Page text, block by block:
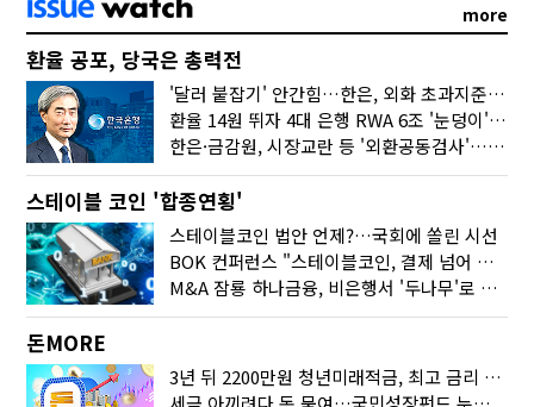
more
환율 공포, 당국은 총력전
'달러 붙잡기' 안간힘…한은, 외화 초과지준에 이자 6개월 더
환율 14원 뛰자 4대 은행 RWA 6조 '눈덩이'…2배 뛴 2분기는?
한은·금감원, 시장교란 등 '외환공동검사'…환율 급등 전방위 대응
스테이블 코인 '합종연횡'
스테이블코인 법안 언제?…국회에 쏠린 시선
BOK 컨퍼런스 "스테이블코인, 결제 넘어 보험 대출 등 금융 연결 도구"
M&A 잠룡 하나금융, 비은행서 '두나무'로 눈돌린 이유는
돈MORE
3년 뒤 2200만원 청년미래적금, 최고 금리 받으려면?